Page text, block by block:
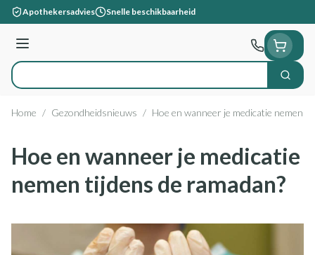
Ga naar de inhoud
Apothekersadvies Snelle beschikbaarheid
Menu
Product, merk, categorie... Zoek
Home / Gezondheidsnieuws / Hoe en wanneer je medicatie nemen
Hoe en wanneer je medicatie
nemen tijdens de ramadan?